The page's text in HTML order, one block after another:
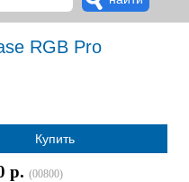
224-
00-
29
38-
RGB Pro
Купить
р.(00800)